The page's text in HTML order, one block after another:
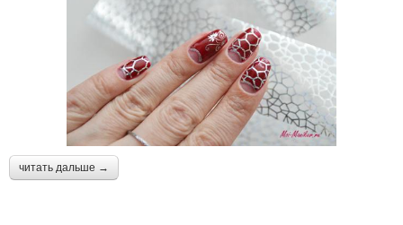
читать дальше →